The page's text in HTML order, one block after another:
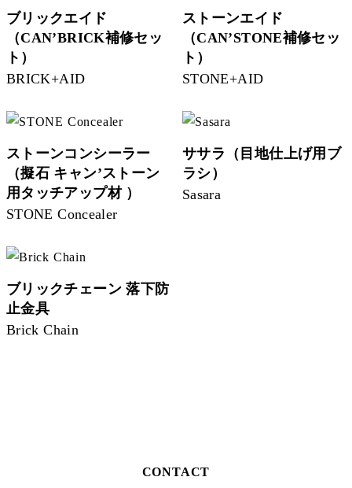
ブリックエイド
（CAN’BRICK補修セッ
ト）
BRICK+AID
ストーンエイド
（CAN’STONE補修セッ
ト）
STONE+AID
ストーンコンシーラー
（擬石 キャン’ストーン
用タッチアップ材 ）
STONE Concealer
ササラ（目地仕上げ用ブ
ラシ）
Sasara
ブリックチェーン 落下防
止金具
Brick Chain
CONTACT